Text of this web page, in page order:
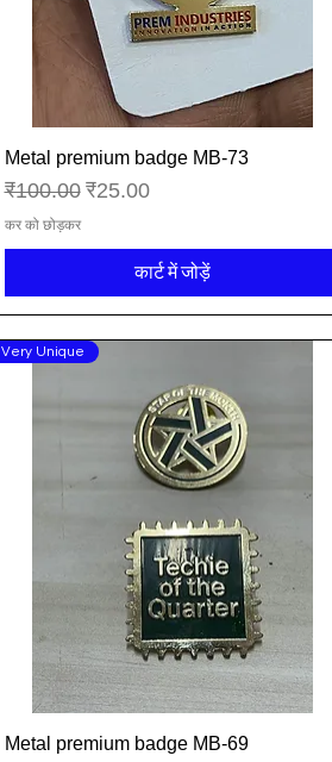
त्वरित दृश्य
Metal premium badge MB-73
नियमित मूल्य
₹100.00 बिक्री मूल्य
₹25.00
कर को छोड़कर
कार्ट में जोड़ें
त्वरित दृश्य
Very Unique
Metal premium badge MB-69